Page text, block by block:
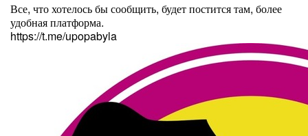
Все, что хотелось бы сообщить, будет постится там, более
удобная платформа.
https://t.me/upopabyla